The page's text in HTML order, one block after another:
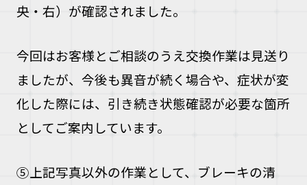
央・右）が確認されました。
今回はお客様とご相談のうえ交換作業は見送り
ましたが、今後も異音が続く場合や、症状が変
化した際には、引き続き状態確認が必要な箇所
としてご案内しています。
⑤上記写真以外の作業として、ブレーキの清